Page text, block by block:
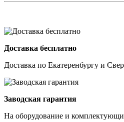
Доставка бесплатно
Доставка по Екатеренбургу и
Заводская гарантия
На оборудование и